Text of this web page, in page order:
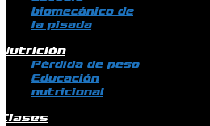
biomecánico de
la pisada
Pérdida de peso
Educación
nutricional